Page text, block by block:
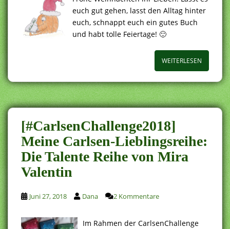
euch gut gehen, lasst den Alltag hinter
euch, schnappt euch ein gutes Buch
und habt tolle Feiertage! 🙂
WEITERLESEN
[#CarlsenChallenge2018]
Meine Carlsen-Lieblingsreihe:
Die Talente Reihe von Mira
Valentin
Juni 27, 2018 Dana 2 Kommentare
Im Rahmen der CarlsenChallenge